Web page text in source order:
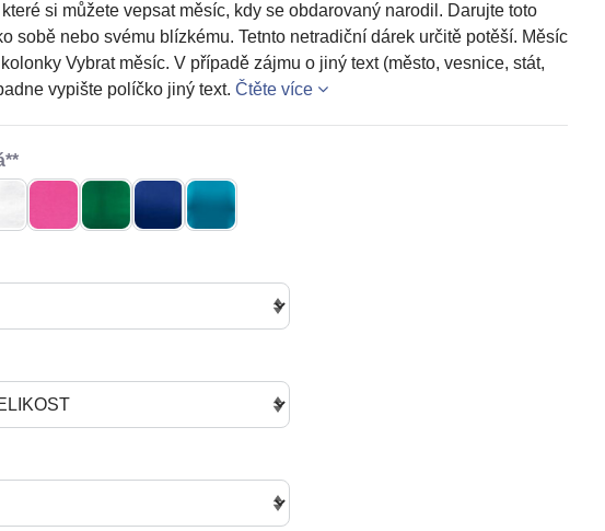
si můžete vepsat měsíc, kdy se obdarovaný narodil. Darujte toto
sobě nebo svému blízkému. Tetnto netradiční dárek určitě potěší. Měsíc
Vybrat měsíc. V případě zájmu o jiný text (město, vesnice, stát,
vypište políčko jiný text. Čtěte více